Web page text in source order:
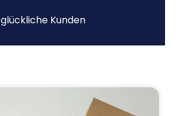
glückliche Kunden